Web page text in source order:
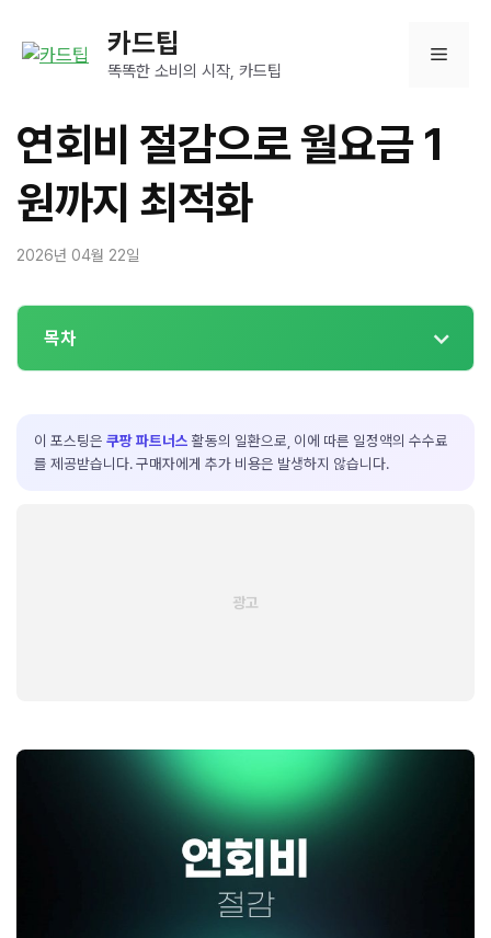
카드팁
똑똑한 소비의 시작, 카드팁
메
연회비 절감으로 월요금 1
원까지 최적화
2026년 04월 22일
목차
이 포스팅은 쿠팡 파트너스 활동의 일환으로, 이에 따른 일정액의 수수료
를 제공받습니다. 구매자에게 추가 비용은 발생하지 않습니다.